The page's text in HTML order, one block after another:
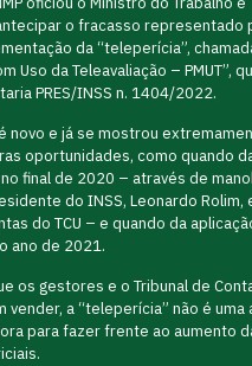
o fracasso representado
da “teleperícia”,
Uso da Teleavaliação – PMUT”,
PRES/INSS n. 1404/2022.
novo e já se mostrou
oportunidades, como quando
final de 2020 – através de
do INSS, Leonardo Rolim,
do TCU – e quando da
ano de 2021.
os gestores e o Tribunal de
vender, a “teleperícia” não é
para fazer frente ao aumento